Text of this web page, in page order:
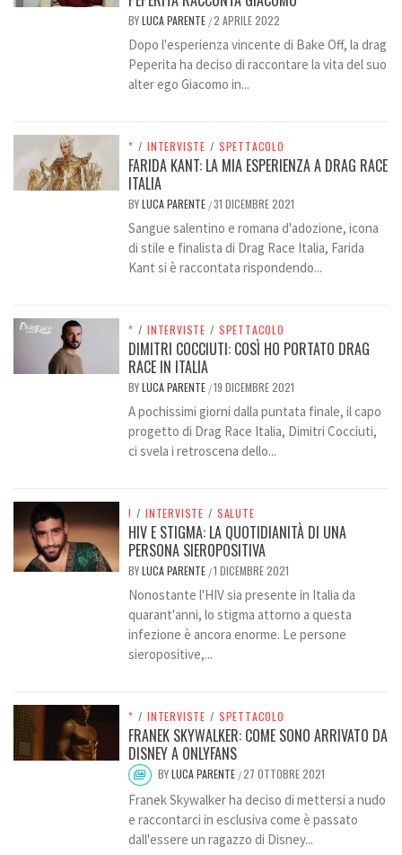
BYLUCA PARENTE /2 APRILE 2022
Dopo l'esperienza vincente di Bake Off, la drag
Peperita ha deciso di raccontare la vita del suo
alter ego Giacomo in...
* / INTERVISTE / SPETTACOLO
FARIDA KANT: LA MIA ESPERIENZA A DRAG RACE
ITALIA
BYLUCA PARENTE /31 DICEMBRE 2021
Sangue salentino e romana d'adozione, icona
di stile e finalista di Drag Race Italia, Farida
Kant si è raccontata rispondendo...
* / INTERVISTE / SPETTACOLO
DIMITRI COCCIUTI: COSÌ HO PORTATO DRAG
RACE IN ITALIA
BYLUCA PARENTE /19 DICEMBRE 2021
A pochissimi giorni dalla puntata finale, il capo
progetto di Drag Race Italia, Dimitri Cocciuti,
ci svela i retroscena dello...
! / INTERVISTE / SALUTE
HIV E STIGMA: LA QUOTIDIANITÀ DI UNA
PERSONA SIEROPOSITIVA
BYLUCA PARENTE /1 DICEMBRE 2021
Nonostante l'HIV sia presente in Italia da
quarant'anni, lo stigma attorno a questa
infezione è ancora enorme. Le persone
sieropositive,...
* / INTERVISTE / SPETTACOLO
FRANEK SKYWALKER: COME SONO ARRIVATO DA
DISNEY A ONLYFANS
BYLUCA PARENTE /27 OTTOBRE 2021
Franek Skywalker ha deciso di mettersi a nudo
e raccontarci in esclusiva come è passato
dall'essere un ragazzo di Disney...